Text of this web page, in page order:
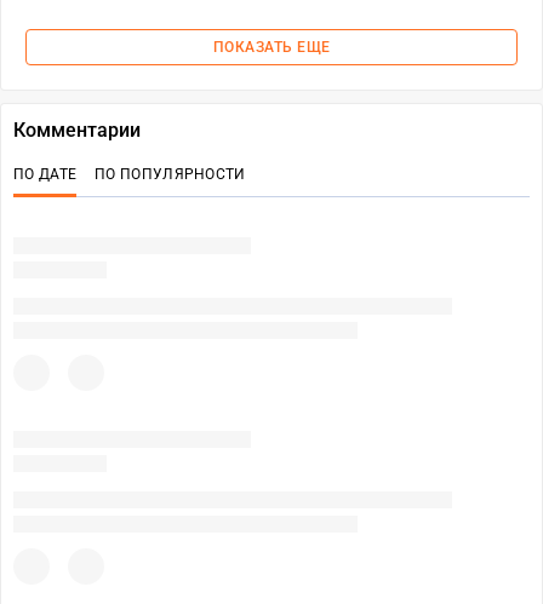
ПОКАЗАТЬ ЕЩЕ
Комментарии
ПО ДАТЕ ПО ПОПУЛЯРНОСТИ